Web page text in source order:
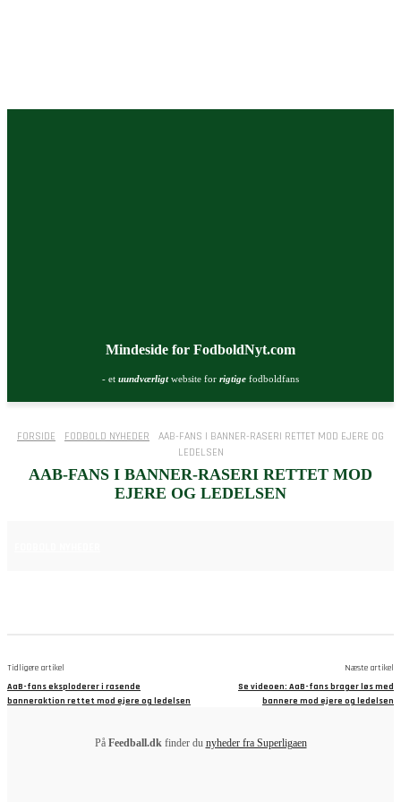
Mindeside for FodboldNyt.com
- et uundværligtwebsite for rigtige fodboldfans
FORSIDE FODBOLD NYHEDER
AAB-FANS I BANNER-RASERI RETTET MOD EJERE OG
LEDELSEN
AAB-FANS I BANNER-RASERI RETTET MOD
EJERE OG LEDELSEN
Tidligere artikel
AaB-fans eksploderer i rasende
banneraktion rettet mod ejere og ledelsen
Næste artikel
Se videoen: AaB-fans brager løs med
bannere mod ejere og ledelsen
På Feedball.dkfinder du nyheder fra Superligaen